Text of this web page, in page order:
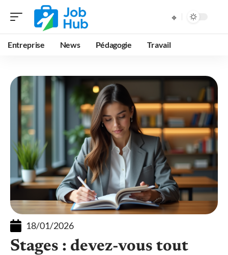
Entreprise News Pédagogie Travail
18/01/2026
Stages : devez-vous tout